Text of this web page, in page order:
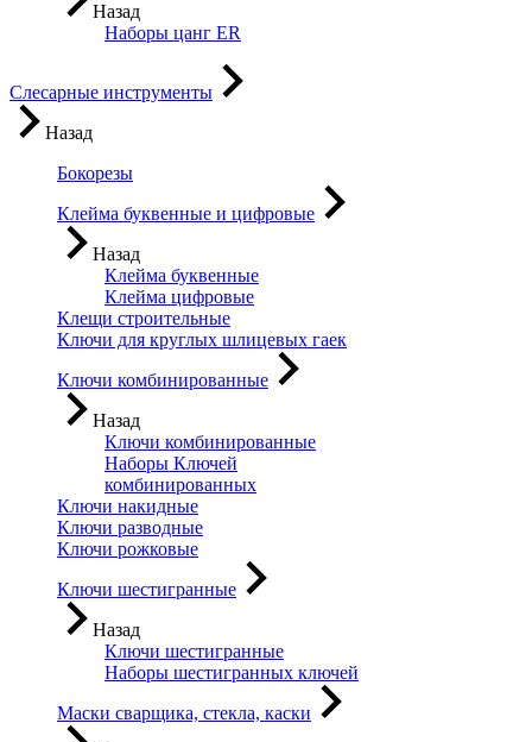
Назад
Наборы цанг ER
Слесарные инструменты
Назад
Бокорезы
Клейма буквенные и цифровые
Назад
Клейма буквенные
Клейма цифровые
Клещи строительные
Ключи для круглых шлицевых гаек
Ключи комбинированные
Назад
Ключи комбинированные
Наборы Ключей
комбинированных
Ключи накидные
Ключи разводные
Ключи рожковые
Ключи шестигранные
Назад
Ключи шестигранные
Наборы шестигранных ключей
Маски сварщика, стекла, каски